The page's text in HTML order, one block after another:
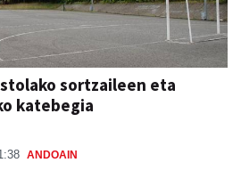
sortzaileen eta
katebegia
ANDOAIN